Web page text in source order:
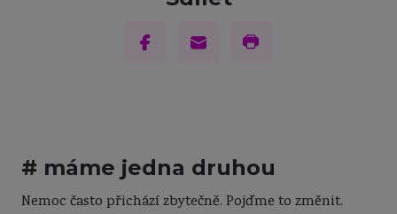
# máme jedna druhou
Nemoc často přichází zbytečně. Pojďme to změnit.